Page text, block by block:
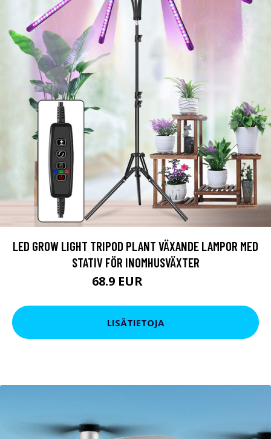
LED GROW LIGHT TRIPOD PLANT VÄXANDE LAMPOR MED
STATIV FÖR INOMHUSVÄXTER
68.9 EUR
LISÄTIETOJA